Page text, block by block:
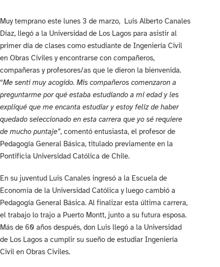
Muy temprano este lunes 3 de marzo, Luis Alberto Canales
Díaz, llegó a la Universidad de Los Lagos para asistir al
primer día de clases como estudiante de Ingeniería Civil
en Obras Civiles y encontrarse con compañeros,
compañeras y profesores/as que le dieron la bienvenida.
“Me sentí muy acogido. Mis compañeros comenzaron a
preguntarme por qué estaba estudiando a mi edad y les
expliqué que me encanta estudiar y estoy feliz de haber
quedado seleccionado en esta carrera que yo sé requiere
de mucho puntaje”, comentó entusiasta, el profesor de
Pedagogía General Básica, titulado previamente en la
Pontificia Universidad Católica de Chile.
En su juventud Luis Canales ingresó a la Escuela de
Economía de la Universidad Católica y luego cambió a
Pedagogía General Básica. Al finalizar esta última carrera,
el trabajo lo trajo a Puerto Montt, junto a su futura esposa.
Más de 60 años después, don Luis llegó a la Universidad
de Los Lagos a cumplir su sueño de estudiar Ingeniería
Civil en Obras Civiles.